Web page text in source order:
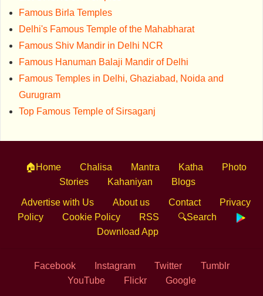
Famous Birla Temples
Delhi's Famous Temple of the Mahabharat
Famous Shiv Mandir in Delhi NCR
Famous Hanuman Balaji Mandir of Delhi
Famous Temples in Delhi, Ghaziabad, Noida and
Gurugram
Top Famous Temple of Sirsaganj
🏠Home Chalisa Mantra Katha
Photo
Stories
Kahaniyan Blogs
Advertise with Us About us Contact
Privacy
Policy
Cookie Policy RSS
🔍Search
Download App
Facebook Instagram Twitter
Tumblr
YouTube
Flickr Google